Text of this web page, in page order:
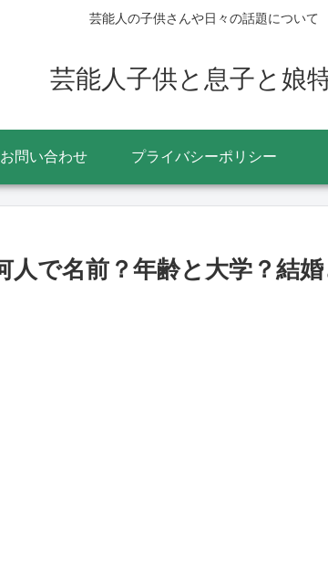
芸能人の子供さんや日々の話題について
芸能人子供と息子と娘
お問い合わせ プライバシーポリシー
で名前？年齢と大学？結